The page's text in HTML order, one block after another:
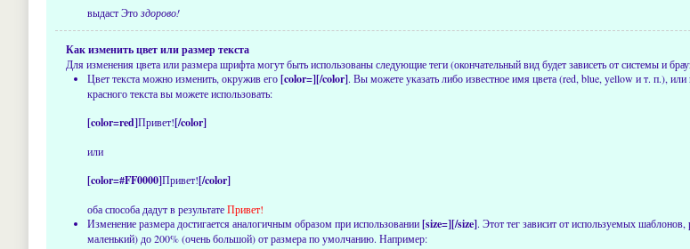
выдаст Этоздорово!
Как изменить цвет или размер текста
Для изменения цвета или размера шрифта могут быть использованы следующие теги (окончательный вид будет зависеть от системы и
Цвет текста можно изменить, окружив его[color=][/color]. Вы можете указать либо известное имя цвета (red, blue, yellow и т. п.),
красного текста вы можете использовать:
[color=red]Привет![/color]
или
[color=#FF0000]Привет![/color]
оба способа дадут в результатеПривет!
Изменение размера достигается аналогичным образом при использовании[size=][/size]. Этот тег зависит от используемых
маленький) до 200% (очень большой) от размера по умолчанию. Например: